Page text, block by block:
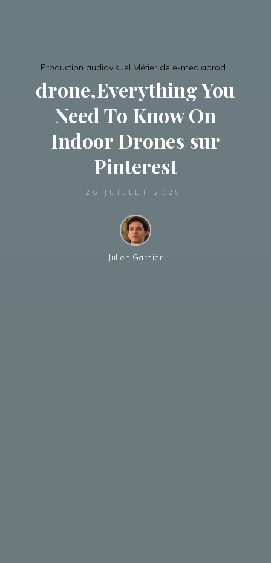
Production audiovisuel Métier de e-mediaprod
drone,Everything You
Need To Know On
Indoor Drones sur
Pinterest
26 JUILLET 2025
Julien Garnier